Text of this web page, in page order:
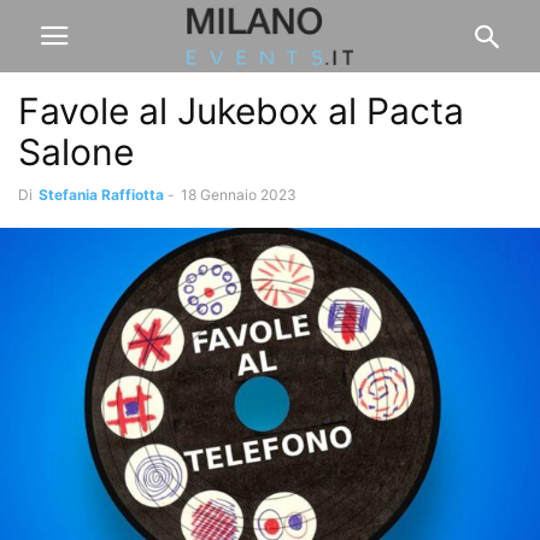
Favole al Jukebox al Pacta
Salone
Di Stefania Raffiotta - 18 Gennaio 2023